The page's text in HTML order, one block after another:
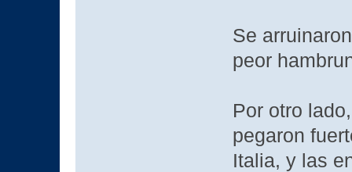
Se
peor
Por otro
pegaron
Italia, y las